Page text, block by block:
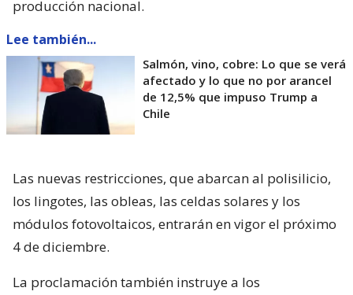
producción nacional.
Lee también...
Salmón, vino, cobre: Lo que se verá
afectado y lo que no por arancel
de 12,5% que impuso Trump a
Chile
Las nuevas restricciones, que abarcan al polisilicio,
los lingotes, las obleas, las celdas solares y los
módulos fotovoltaicos, entrarán en vigor el próximo
4 de diciembre.
La proclamación también instruye a los